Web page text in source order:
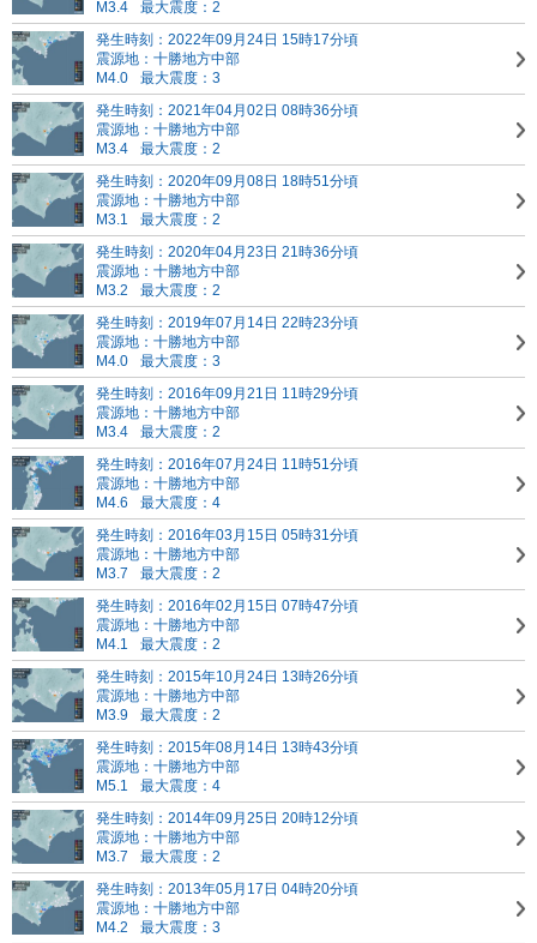
M3.4
最大震度：2
発生時刻：2022年09月24日 15時17分頃
震源地：十勝地方中部
M4.0
最大震度：3
発生時刻：2021年04月02日 08時36分頃
震源地：十勝地方中部
M3.4
最大震度：2
発生時刻：2020年09月08日 18時51分頃
震源地：十勝地方中部
M3.1
最大震度：2
発生時刻：2020年04月23日 21時36分頃
震源地：十勝地方中部
M3.2
最大震度：2
発生時刻：2019年07月14日 22時23分頃
震源地：十勝地方中部
M4.0
最大震度：3
発生時刻：2016年09月21日 11時29分頃
震源地：十勝地方中部
M3.4
最大震度：2
発生時刻：2016年07月24日 11時51分頃
震源地：十勝地方中部
M4.6
最大震度：4
発生時刻：2016年03月15日 05時31分頃
震源地：十勝地方中部
M3.7
最大震度：2
発生時刻：2016年02月15日 07時47分頃
震源地：十勝地方中部
M4.1
最大震度：2
発生時刻：2015年10月24日 13時26分頃
震源地：十勝地方中部
M3.9
最大震度：2
発生時刻：2015年08月14日 13時43分頃
震源地：十勝地方中部
M5.1
最大震度：4
発生時刻：2014年09月25日 20時12分頃
震源地：十勝地方中部
M3.7
最大震度：2
発生時刻：2013年05月17日 04時20分頃
震源地：十勝地方中部
M4.2
最大震度：3